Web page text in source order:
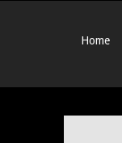
Home